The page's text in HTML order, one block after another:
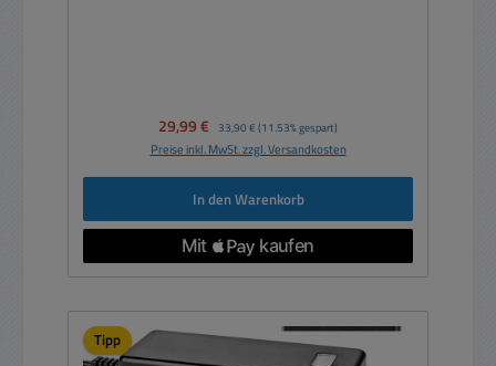
Verkaufspreis:
29,99 € Regulärer Preis:
33,90 € (11.53% gespart)
Preise inkl. MwSt. zzgl. Versandkosten
In den Warenkorb
Tipp